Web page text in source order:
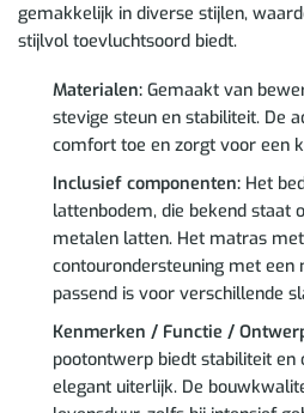
gemakkelijk in diverse stijlen,
stijlvol toevluchtsoord biedt.
Materialen:Gemaakt van
stevige steun en stabiliteit. De
comfort toe en zorgt voor een
Inclusief componenten:Het
lattenbodem, die bekend staat
metalen latten. Het matras
contourondersteuning met een
passend is voor verschillende
Kenmerken / Functie /
pootontwerp biedt stabiliteit en
elegant uiterlijk. De